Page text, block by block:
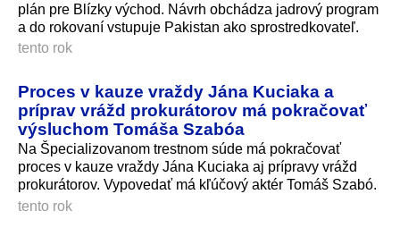
plán pre Blízky východ. Návrh obchádza jadrový program
a do rokovaní vstupuje Pakistan ako sprostredkovateľ.
tento rok
Proces v kauze vraždy Jána Kuciaka a
príprav vrážd prokurátorov má pokračovať
výsluchom Tomáša Szabóa
Na Špecializovanom trestnom súde má pokračovať
proces v kauze vraždy Jána Kuciaka aj prípravy vrážd
prokurátorov. Vypovedať má kľúčový aktér Tomáš Szabó.
tento rok